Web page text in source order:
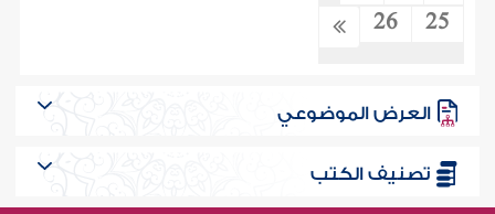
25
26
العرض الموضوعي
تصنيف الكتب